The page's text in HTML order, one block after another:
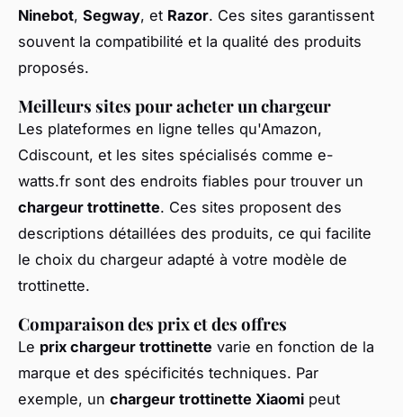
Ninebot, Segway, et Razor. Ces sites garantissent
souvent la compatibilité et la qualité des produits
proposés.
Meilleurs sites pour acheter un chargeur
Les plateformes en ligne telles qu'Amazon,
Cdiscount, et les sites spécialisés comme e-
watts.fr sont des endroits fiables pour trouver un
chargeur trottinette. Ces sites proposent des
descriptions détaillées des produits, ce qui facilite
le choix du chargeur adapté à votre modèle de
trottinette.
Comparaison des prix et des offres
Le prix chargeur trottinette varie en fonction de la
marque et des spécificités techniques. Par
exemple, un chargeur trottinette Xiaomi peut